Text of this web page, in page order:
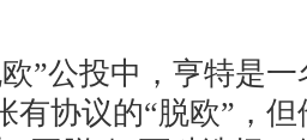
公投中，亨特是一
有协议的“脱欧”，